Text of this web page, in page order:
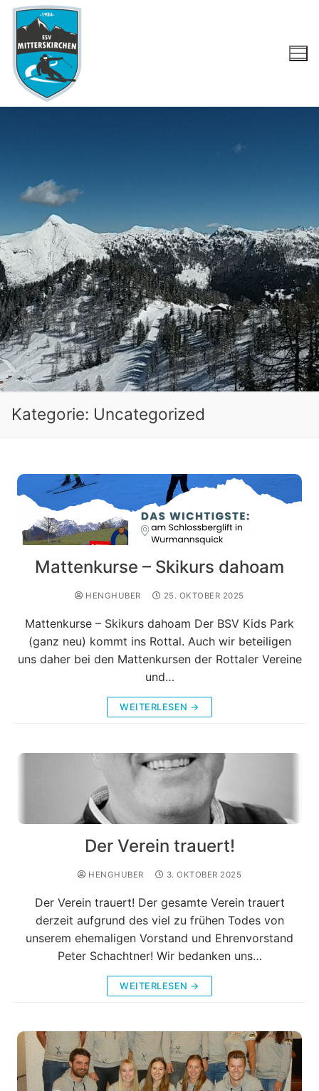
Kategorie: Uncategorized
Mattenkurse – Skikurs dahoam
HENGHUBER 25. OKTOBER 2025
Mattenkurse – Skikurs dahoam Der BSV Kids Park
(ganz neu) kommt ins Rottal. Auch wir beteiligen
uns daher bei den Mattenkursen der Rottaler Vereine
und…
WEITERLESEN →
Der Verein trauert!
HENGHUBER 3. OKTOBER 2025
Der Verein trauert! Der gesamte Verein trauert
derzeit aufgrund des viel zu frühen Todes von
unserem ehemaligen Vorstand und Ehrenvorstand
Peter Schachtner! Wir bedanken uns…
WEITERLESEN →